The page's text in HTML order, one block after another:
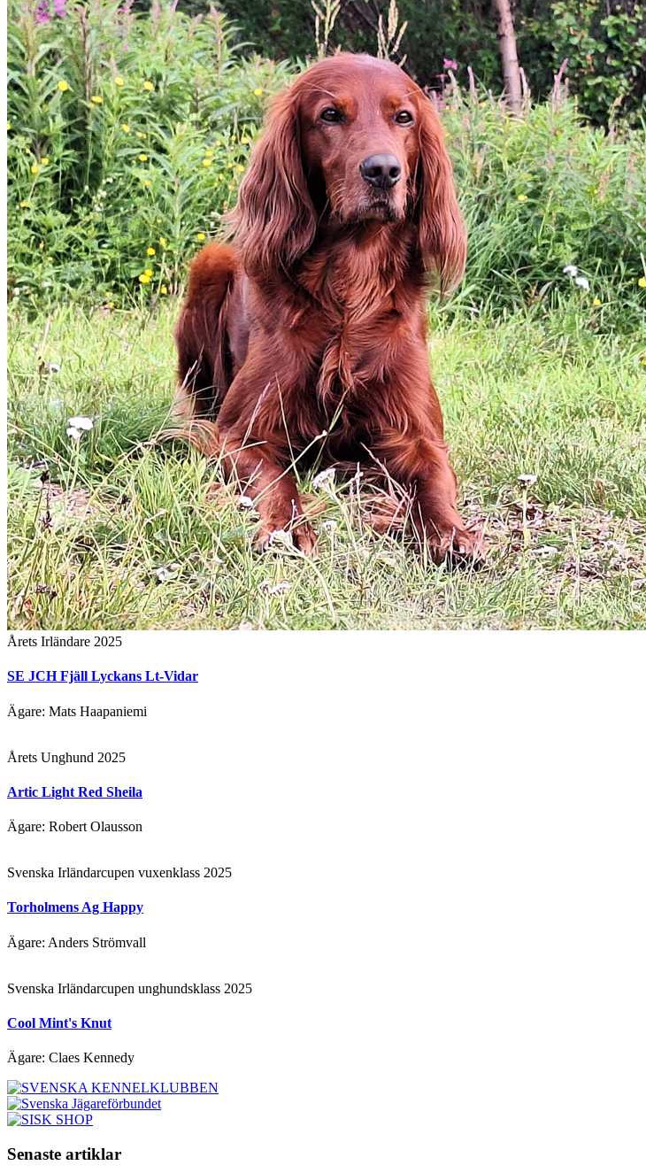
Årets Irländare 2025
SE JCH Fjäll Lyckans Lt-Vidar
Ägare: Mats Haapaniemi
Årets Unghund 2025
Artic Light Red Sheila
Ägare: Robert Olausson
Svenska Irländarcupen vuxenklass 2025
Torholmens Ag Happy
Ägare: Anders Strömvall
Svenska Irländarcupen unghundsklass 2025
Cool Mint's Knut
Ägare: Claes Kennedy
Senaste artiklar